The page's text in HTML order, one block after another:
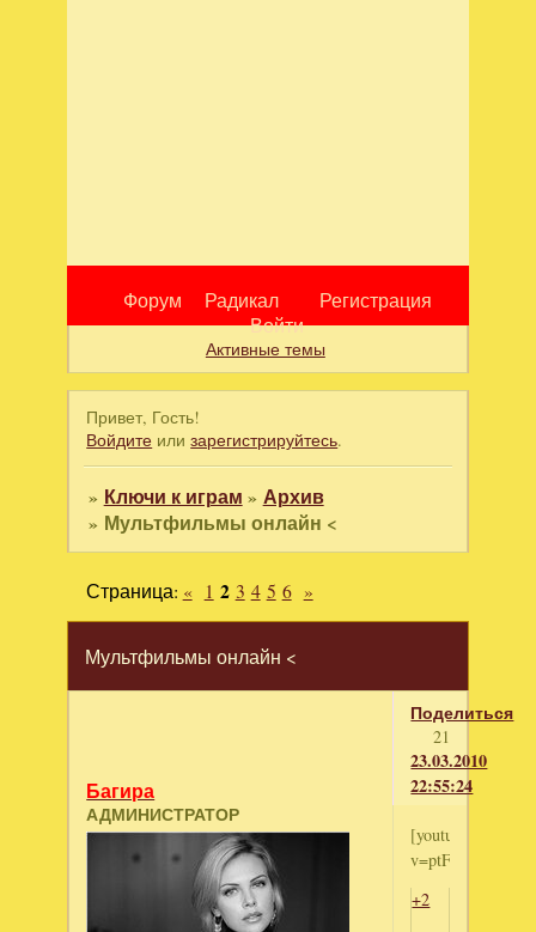
Форум Радикал
Регистрация
Войти
Активные темы
Привет, Гость!
Войдите илизарегистрируйтесь.
» Ключи к играм » Архив
» Мультфильмы онлайн <
Мультфильмы онлайн <
Страница: « 1 2 3 4 5 6 »
Поделиться
21
23.03.2010
22:55:24
Багира
АДМИНИСТРАТОР
[youtube]http://
+2